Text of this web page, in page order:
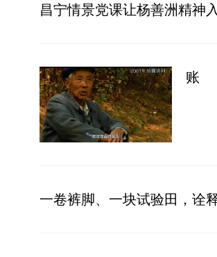
昌宁情景党课让杨善洲精神
账
一卷裤脚、一块试验田，诠